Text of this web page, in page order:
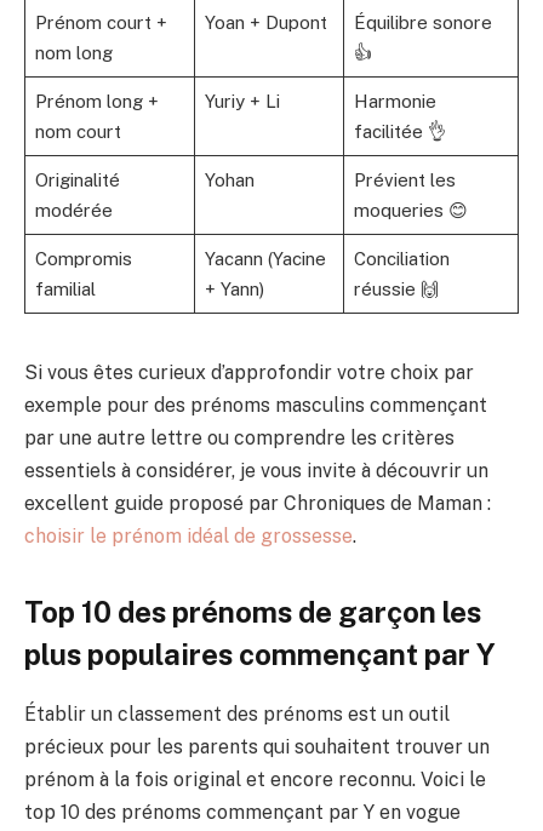
Prénom court +
nom long
Yoan + Dupont
Équilibre sonore
👍
Prénom long +
nom court
Yuriy + Li
Harmonie
facilitée 👌
Originalité
modérée
Yohan
Prévient les
moqueries 😊
Compromis
familial
Yacann (Yacine
+ Yann)
Conciliation
réussie 🙌
Si vous êtes curieux d’approfondir votre choix par
exemple pour des prénoms masculins commençant
par une autre lettre ou comprendre les critères
essentiels à considérer, je vous invite à découvrir un
excellent guide proposé par Chroniques de Maman :
choisir le prénom idéal de grossesse.
Top 10 des prénoms de garçon les
plus populaires commençant par Y
Établir un classement des prénoms est un outil
précieux pour les parents qui souhaitent trouver un
prénom à la fois original et encore reconnu. Voici le
top 10 des prénoms commençant par Y en vogue